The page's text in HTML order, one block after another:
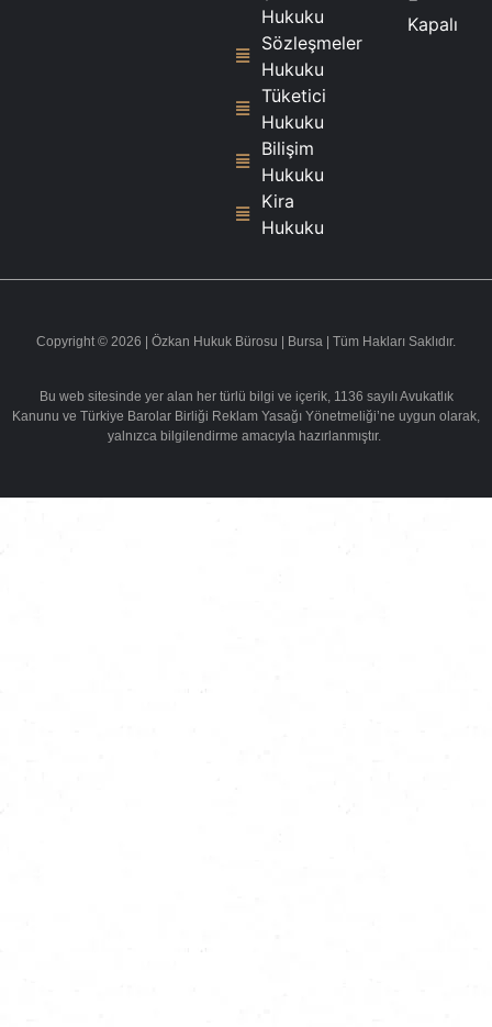
Hukuku
Sözleşmeler
Hukuku
Tüketici
Hukuku
Bilişim
Hukuku
Kira
Hukuku
Kapalı
Copyright © 2026 | Özkan Hukuk Bürosu | Bursa | Tüm Hakları Saklıdır.
Bu web sitesinde yer alan her türlü bilgi ve içerik, 1136 sayılı Avukatlık
Kanunu ve Türkiye Barolar Birliği Reklam Yasağı Yönetmeliği’ne uygun olarak,
yalnızca bilgilendirme amacıyla hazırlanmıştır.